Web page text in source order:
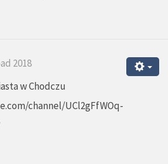
2018
w Chodczu
channel/UCl2gFfWOq-